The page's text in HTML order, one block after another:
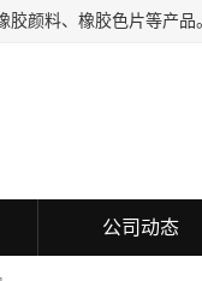
公司动态